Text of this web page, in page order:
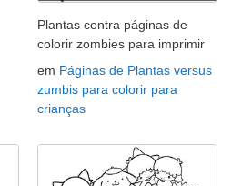
Plantas contra páginas de
colorir zombies para imprimir
em Páginas de Plantas versus
zumbis para colorir para
crianças